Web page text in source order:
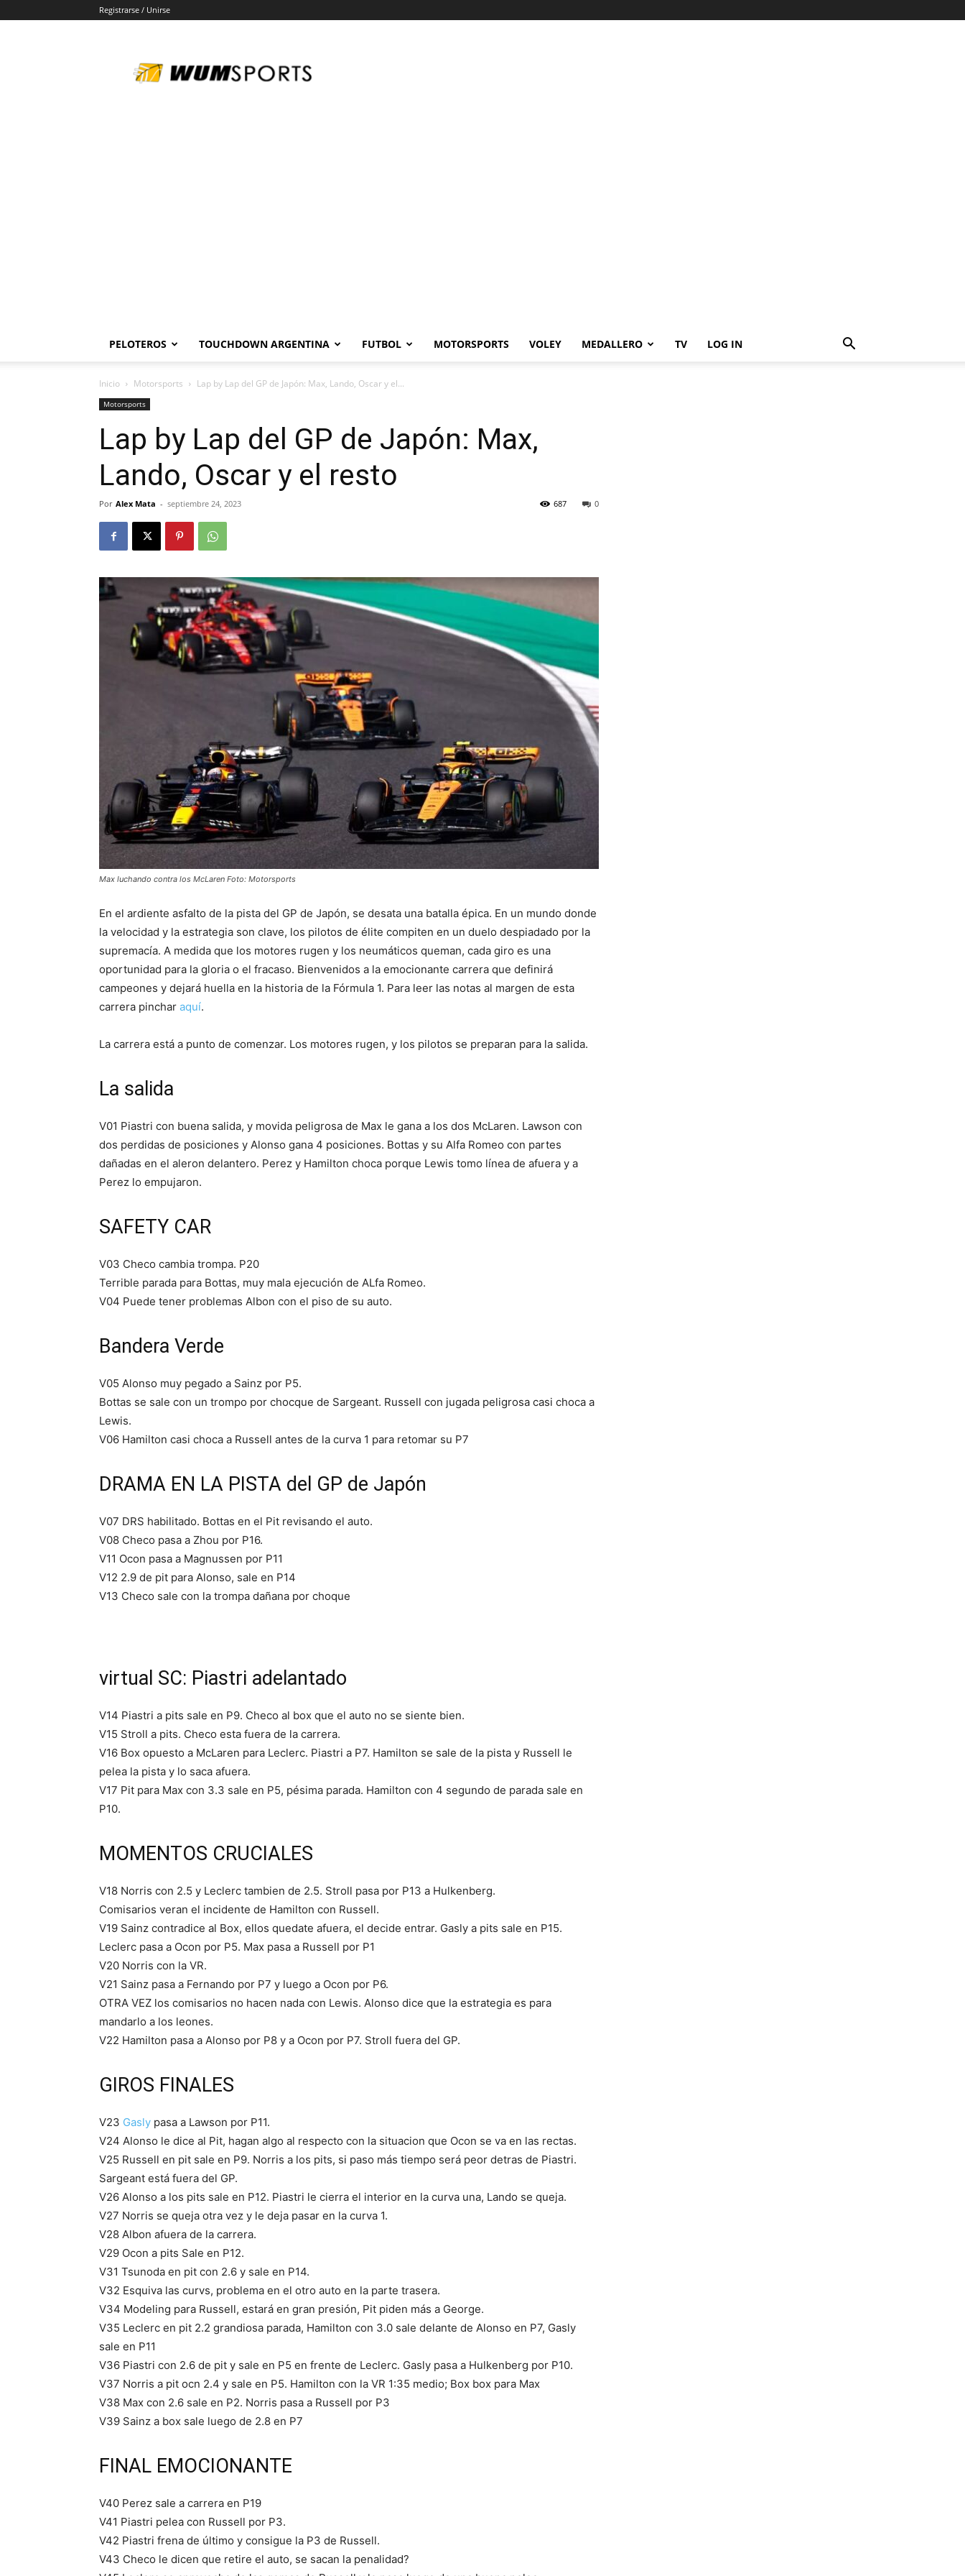
Registrarse / Unirse
PELOTEROS TOUCHDOWN ARGENTINA FUTBOL MOTORSPORTS VOLEY MEDALLERO TV LOG IN
Inicio Motorsports Lap by Lap del GP de Japón: Max, Lando, Oscar y el...
Motorsports
Lap by Lap del GP de Japón: Max,
Lando, Oscar y el resto
Por Alex Mata - septiembre 24, 2023 0
687
Max luchando contra los McLaren Foto: Motorsports
En el ardiente asfalto de la pista del GP de Japón, se desata una batalla épica. En un mundo donde
la velocidad y la estrategia son clave, los pilotos de élite compiten en un duelo despiadado por la
supremacía. A medida que los motores rugen y los neumáticos queman, cada giro es una
oportunidad para la gloria o el fracaso. Bienvenidos a la emocionante carrera que definirá
campeones y dejará huella en la historia de la Fórmula 1. Para leer las notas al margen de esta
carrera pinchar aquí.
La carrera está a punto de comenzar. Los motores rugen, y los pilotos se preparan para la salida.
La salida
V01 Piastri con buena salida, y movida peligrosa de Max le gana a los dos McLaren. Lawson con
dos perdidas de posiciones y Alonso gana 4 posiciones. Bottas y su Alfa Romeo con partes
dañadas en el aleron delantero. Perez y Hamilton choca porque Lewis tomo línea de afuera y a
Perez lo empujaron.
SAFETY CAR
V03 Checo cambia trompa. P20
Terrible parada para Bottas, muy mala ejecución de ALfa Romeo.
V04 Puede tener problemas Albon con el piso de su auto.
Bandera Verde
V05 Alonso muy pegado a Sainz por P5.
Bottas se sale con un trompo por chocque de Sargeant. Russell con jugada peligrosa casi choca a
Lewis.
V06 Hamilton casi choca a Russell antes de la curva 1 para retomar su P7
DRAMA EN LA PISTA del GP de Japón
V07 DRS habilitado. Bottas en el Pit revisando el auto.
V08 Checo pasa a Zhou por P16.
V11 Ocon pasa a Magnussen por P11
V12 2.9 de pit para Alonso, sale en P14
V13 Checo sale con la trompa dañana por choque
virtual SC: Piastri adelantado
V14 Piastri a pits sale en P9. Checo al box que el auto no se siente bien.
V15 Stroll a pits. Checo esta fuera de la carrera.
V16 Box opuesto a McLaren para Leclerc. Piastri a P7. Hamilton se sale de la pista y Russell le
pelea la pista y lo saca afuera.
V17 Pit para Max con 3.3 sale en P5, pésima parada. Hamilton con 4 segundo de parada sale en
P10.
MOMENTOS CRUCIALES
V18 Norris con 2.5 y Leclerc tambien de 2.5. Stroll pasa por P13 a Hulkenberg.
Comisarios veran el incidente de Hamilton con Russell.
V19 Sainz contradice al Box, ellos quedate afuera, el decide entrar. Gasly a pits sale en P15.
Leclerc pasa a Ocon por P5. Max pasa a Russell por P1
V20 Norris con la VR.
V21 Sainz pasa a Fernando por P7 y luego a Ocon por P6.
OTRA VEZ los comisarios no hacen nada con Lewis. Alonso dice que la estrategia es para
mandarlo a los leones.
V22 Hamilton pasa a Alonso por P8 y a Ocon por P7. Stroll fuera del GP.
GIROS FINALES
V23 Gasly pasa a Lawson por P11.
V24 Alonso le dice al Pit, hagan algo al respecto con la situacion que Ocon se va en las rectas.
V25 Russell en pit sale en P9. Norris a los pits, si paso más tiempo será peor detras de Piastri.
Sargeant está fuera del GP.
V26 Alonso a los pits sale en P12. Piastri le cierra el interior en la curva una, Lando se queja.
V27 Norris se queja otra vez y le deja pasar en la curva 1.
V28 Albon afuera de la carrera.
V29 Ocon a pits Sale en P12.
V31 Tsunoda en pit con 2.6 y sale en P14.
V32 Esquiva las curvs, problema en el otro auto en la parte trasera.
V34 Modeling para Russell, estará en gran presión, Pit piden más a George.
V35 Leclerc en pit 2.2 grandiosa parada, Hamilton con 3.0 sale delante de Alonso en P7, Gasly
sale en P11
V36 Piastri con 2.6 de pit y sale en P5 en frente de Leclerc. Gasly pasa a Hulkenberg por P10.
V37 Norris a pit ocn 2.4 y sale en P5. Hamilton con la VR 1:35 medio; Box box para Max
V38 Max con 2.6 sale en P2. Norris pasa a Russell por P3
V39 Sainz a box sale luego de 2.8 en P7
FINAL EMOCIONANTE
V40 Perez sale a carrera en P19
V41 Piastri pelea con Russell por P3.
V42 Piastri frena de último y consigue la P3 de Russell.
V43 Checo le dicen que retire el auto, se sacan la penalidad?